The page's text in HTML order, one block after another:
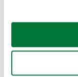
Si lo permite,
Recopilar
Identificar su
Coches de
Coches de km0